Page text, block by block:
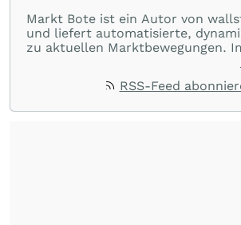
Markt Bote ist ein Autor von
und liefert automatisierte,
zu aktuellen Marktbewegungen.
stehen Tops und Flops,
Rohstoffe oder Krypto – die
RSS-Feed